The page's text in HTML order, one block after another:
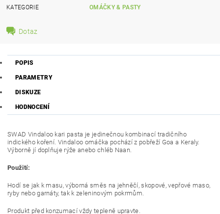
KATEGORIE
OMÁČKY & PASTY
Dotaz
POPIS
PARAMETRY
DISKUZE
HODNOCENÍ
SWAD Vindaloo kari pasta je jedinečnou kombinací tradičního
indického koření. Vindaloo omáčka pochází z pobřeží Goa a Keraly.
Výborně jí doplňuje rýže anebo chléb Naan.
Použití:
Hodí se jak k masu, výborná směs na jehněčí, skopové, vepřové maso,
ryby nebo garnáty, tak k zeleninovým pokrmům.
Produkt před konzumací vždy tepleně upravte.